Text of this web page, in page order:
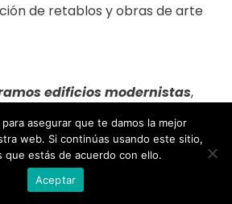
de retablos y obras de arte
edificios modernistas,
desde la perspectiva
adquiere gran importancia en
asegurar que te damos la mejor
web. Si continúas usando este sitio,
que estás de acuerdo con ello.
Aceptar